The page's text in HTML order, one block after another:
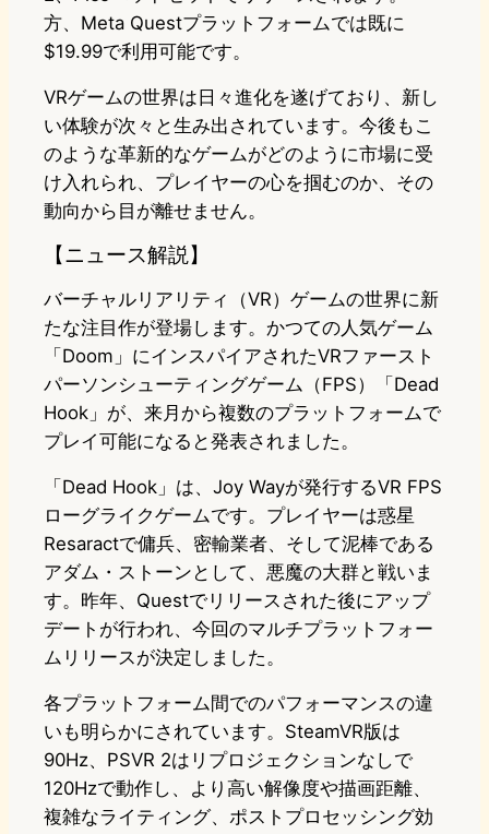
方、Meta Questプラットフォームでは既に
$19.99で利用可能です。
VRゲームの世界は日々進化を遂げており、新し
い体験が次々と生み出されています。今後もこ
のような革新的なゲームがどのように市場に受
け入れられ、プレイヤーの心を掴むのか、その
動向から目が離せません。
【ニュース解説】
バーチャルリアリティ（VR）ゲームの世界に新
たな注目作が登場します。かつての人気ゲーム
「Doom」にインスパイアされたVRファースト
パーソンシューティングゲーム（FPS）「Dead
Hook」が、来月から複数のプラットフォームで
プレイ可能になると発表されました。
「Dead Hook」は、Joy Wayが発行するVR FPS
ローグライクゲームです。プレイヤーは惑星
Resaractで傭兵、密輸業者、そして泥棒である
アダム・ストーンとして、悪魔の大群と戦いま
す。昨年、Questでリリースされた後にアップ
デートが行われ、今回のマルチプラットフォー
ムリリースが決定しました。
各プラットフォーム間でのパフォーマンスの違
いも明らかにされています。SteamVR版は
90Hz、PSVR 2はリプロジェクションなしで
120Hzで動作し、より高い解像度や描画距離、
複雑なライティング、ポストプロセッシング効